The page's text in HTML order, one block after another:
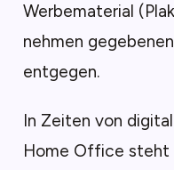
Werbematerial
nehmen
entgegen.
In Zeiten von
Home Office steht